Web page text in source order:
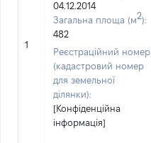
1
04.12.2014
Загальна площа (м2):
482
Реєстраційний номер
(кадастровий номер
для земельної
ділянки):
[Конфіденційна
інформація]